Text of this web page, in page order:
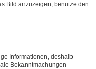
Bild anzuzeigen, benutze den
Informationen, deshalb
Bekanntmachungen